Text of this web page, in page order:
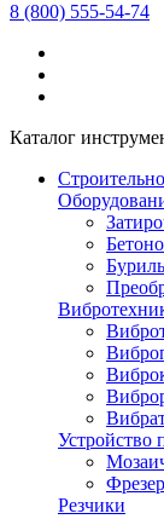
8 (800) 555-54-74
Каталог
Устройство
Резчики